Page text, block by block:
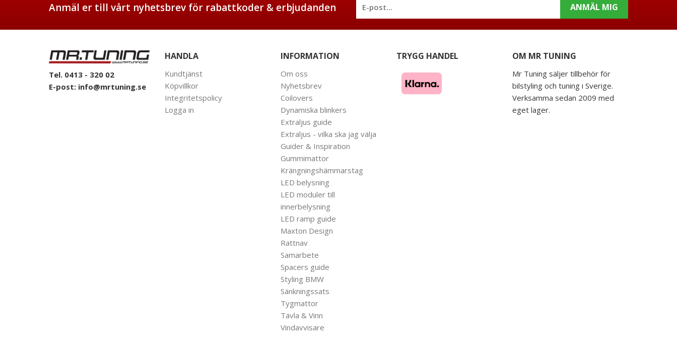
Anmäl er till vårt nyhetsbrev för rabattkoder & erbjudanden ANMÄL MIG
Tel. 0413 - 320 02
E-post: info@mrtuning.se
HANDLA
Kundtjänst
Köpvillkor
Integritetspolicy
Logga in
INFORMATION
Om oss
Nyhetsbrev
Coilovers
Dynamiska blinkers
Extraljus guide
Extraljus - vilka ska jag välja
Guider & Inspiration
Gummimattor
Krängningshämmarstag
LED belysning
LED moduler till
innerbelysning
LED ramp guide
Maxton Design
Rattnav
Samarbete
Spacers guide
Styling BMW
Sänkningssats
Tygmattor
Tävla & Vinn
Vindavvisare
TRYGG HANDEL OM MR TUNING
Mr Tuning säljer tillbehör för
bilstyling och tuning i Sverige.
Verksamma sedan 2009 med
eget lager.